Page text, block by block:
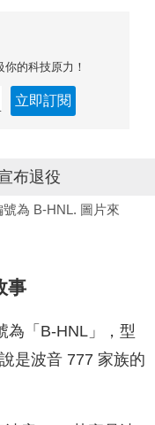
的科技原力！
立即訂閱
為 B-HNL. 圖片來
事
為「B-HNL」，型
是波音 777 家族的